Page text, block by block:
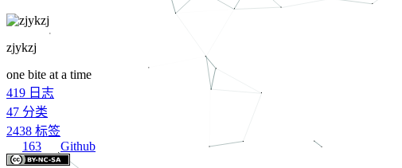
zjykzj
one bite at a time
419 日志
47 分类
2438 标签
163
Github